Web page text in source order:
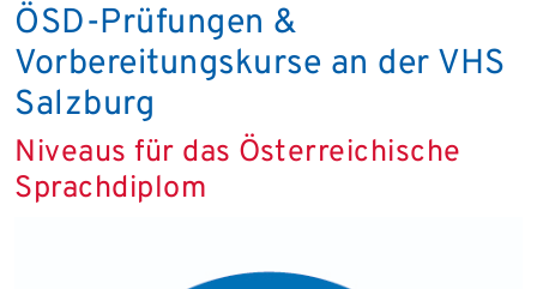
ÖSD-Prüfungen &
Vorbereitungskurse an der VHS
Salzburg
Niveaus für das Österreichische
Sprachdiplom